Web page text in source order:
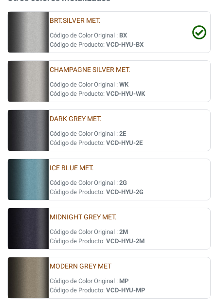
BRT.SILVER MET.
Código de Color Original : BX
Código de Producto: VCD-HYU-BX
CHAMPAGNE SILVER MET.
Código de Color Original : WK
Código de Producto: VCD-HYU-WK
DARK GREY MET.
Código de Color Original : 2E
Código de Producto: VCD-HYU-2E
ICE BLUE MET.
Código de Color Original : 2G
Código de Producto: VCD-HYU-2G
MIDNIGHT GREY MET.
Código de Color Original : 2M
Código de Producto: VCD-HYU-2M
MODERN GREY MET
Código de Color Original : MP
Código de Producto: VCD-HYU-MP